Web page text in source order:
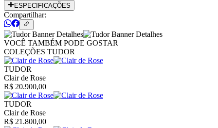
ESPECIFICAÇÕES
Compartilhar:
VOCÊ TAMBÉM PODE GOSTAR
COLEÇÕES TUDOR
TUDOR
Clair de Rose
R$ 20.900,00
TUDOR
Clair de Rose
R$ 21.800,00